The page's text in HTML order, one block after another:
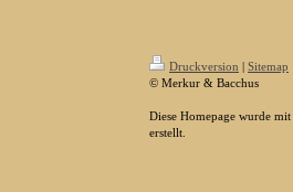
Druckversion | Sitemap
© Merkur & Bacchus
Diese Homepage wurde mit
erstellt.